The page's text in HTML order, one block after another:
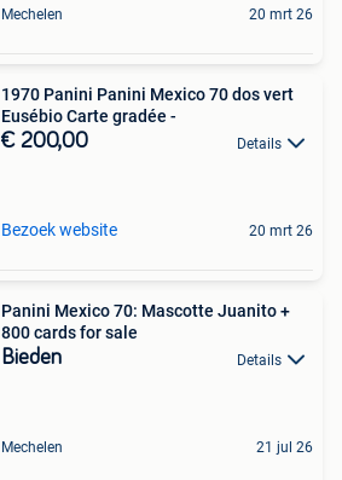
Mechelen 20 mrt 26
1970 Panini Panini Mexico 70 dos vert
Eusébio Carte gradée -
€ 200,00 Details
Bezoek website 20 mrt 26
Panini Mexico 70: Mascotte Juanito +
800 cards for sale
Bieden Details
Mechelen 21 jul 26